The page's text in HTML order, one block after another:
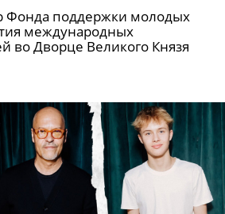
Фонда поддержки молодых
международных
во Дворце Великого Князя